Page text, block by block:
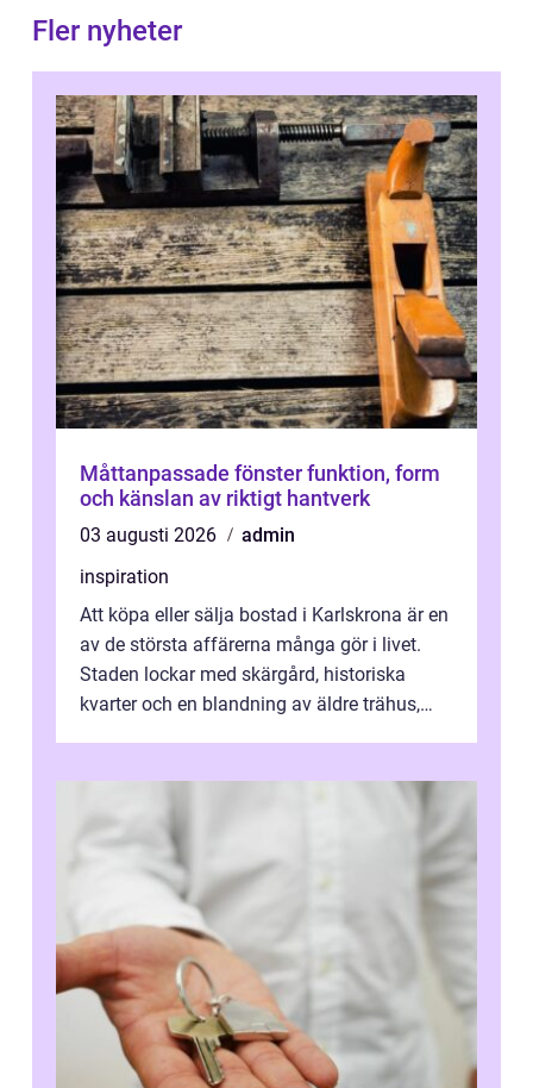
Fler nyheter
Måttanpassade fönster funktion, form
och känslan av riktigt hantverk
03 augusti 2026
admin
inspiration
Att köpa eller sälja bostad i Karlskrona är en
av de största affärerna många gör i livet.
Staden lockar med skärgård, historiska
kvarter och en blandning av äldre trähus,